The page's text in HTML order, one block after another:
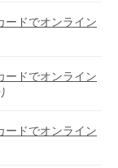
ードでオンライン
ードでオンライン
ードでオンライン